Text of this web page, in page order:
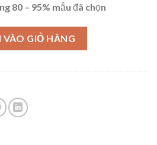
80 – 95% mẫu đã chọn
VÀO GIỎ HÀNG